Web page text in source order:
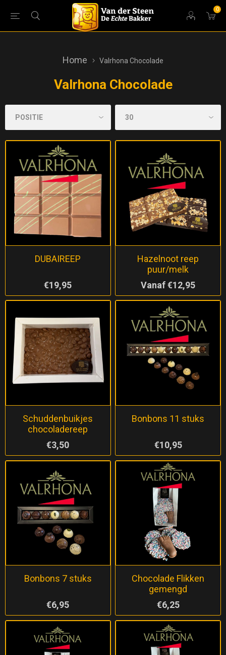
0
Home Valrhona Chocolade
Valrhona Chocolade
DUBAIREEP
€19,95
Hazelnoot reep
puur/melk
Vanaf €12,95
Schuddenbuikjes
chocoladereep
€3,50
Bonbons 11 stuks
€10,95
Bonbons 7 stuks
€6,95
Chocolade Flikken
gemengd
€6,25